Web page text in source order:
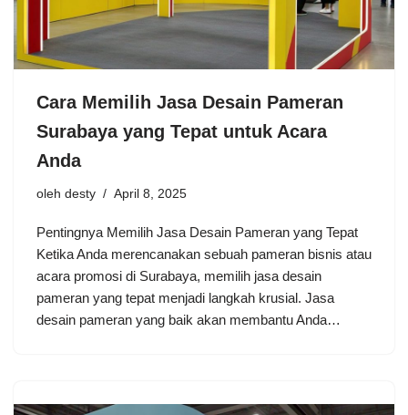
Cara Memilih Jasa Desain Pameran
Surabaya yang Tepat untuk Acara
Anda
oleh desty April 8, 2025
Pentingnya Memilih Jasa Desain Pameran yang Tepat
Ketika Anda merencanakan sebuah pameran bisnis atau
acara promosi di Surabaya, memilih jasa desain
pameran yang tepat menjadi langkah krusial. Jasa
desain pameran yang baik akan membantu Anda…